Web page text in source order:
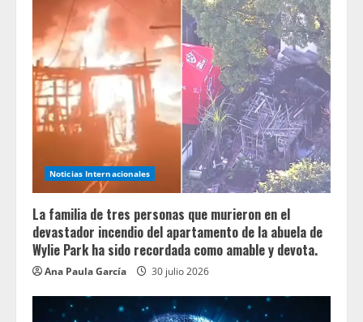
Noticias Internacionales
La familia de tres personas que murieron en el
devastador incendio del apartamento de la abuela de
Wylie Park ha sido recordada como amable y devota.
Ana Paula García 30 julio 2026